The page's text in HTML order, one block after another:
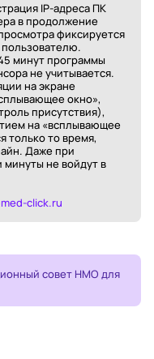
IP-адреса ПК
в продолжение
фиксируется
минут программы
не учитывается.
на экране
окно»,
присутствия),
на «всплывающее
только то время,
Даже при
не войдут в
click.ru
совет НМО для